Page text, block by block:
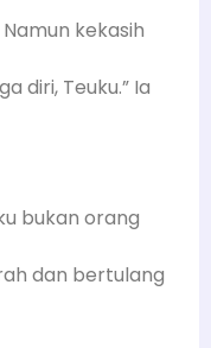
kekasih
diri, Teuku.” Ia
bukan orang
dan bertulang